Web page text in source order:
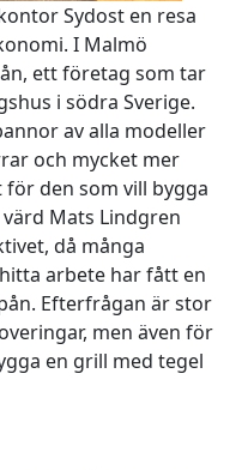
Sydost en resa
I Malmö
ett företag som tar
i södra Sverige.
av alla modeller
och mycket mer
den som vill bygga
Mats Lindgren
då många
arbete har fått en
Efterfrågan är stor
men även för
en grill med tegel